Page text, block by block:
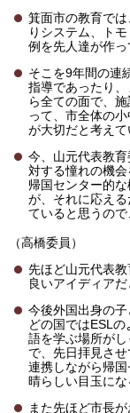
箕面市の教育で
りシステム、ト
例を先人達が作っ
そこを9年間の連
指導であったり
ら全ての面で、
って、市全体の
が大切だと考えて
今、山元代表教
対する憧れの機会
帰国センター的
が、それに応え
ていると思うので
（高橋委員）
先ほど山元代表
良いアイディアだ
今後外国出身の
どの国ではESL
語を学ぶ場所が
で、先日拝見さ
連携しながら帰
晴らしい目玉にな
また先ほど市長